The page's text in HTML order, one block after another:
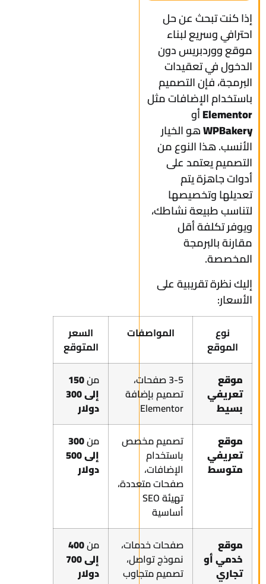
إذا كنت تبحث عن حل
احترافي وسريع لبناء
موقع ووردبريس دون
الدخول في تعقيدات
البرمجة، فإن التصميم
باستخدام الإضافات مثل
Elementorأو
WPBakeryهو الخيار
الأنسب. هذا النوع من
التصميم يعتمد على
أدوات جاهزة يتم
تعديلها وتخصيصها
لتناسب طبيعة نشاطك،
ويوفر تكلفة أقل
مقارنة بالبرمجة
المخصصة.
إليك نظرة تقريبية على
الأسعار:
نوع
الموقع
المواصفات
السعر
المتوقع
موقع
تعريفي
بسيط
3-5 صفحات،
تصميم بإضافة
Elementor
من150
إلى 300
دولار
موقع
تعريفي
متوسط
تصميم مخصص
باستخدام
الإضافات،
صفحات متعددة،
تهيئة SEO
أساسية
من300
إلى 500
دولار
موقع
خدمي أو
تجاري
صفحات خدمات،
نموذج تواصل،
تصميم متجاوب
من400
إلى 700
دولار